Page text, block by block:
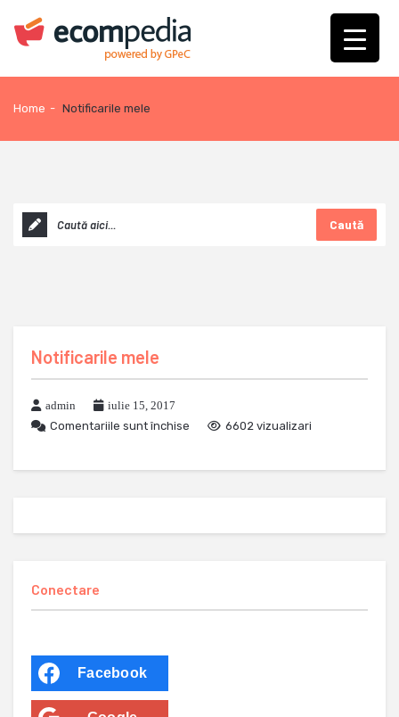
Home - Notificarile mele
Caută
Notificarile mele
admin
iulie 15, 2017
Comentariile sunt închise
6602 vizualizari
Conectare
Facebook